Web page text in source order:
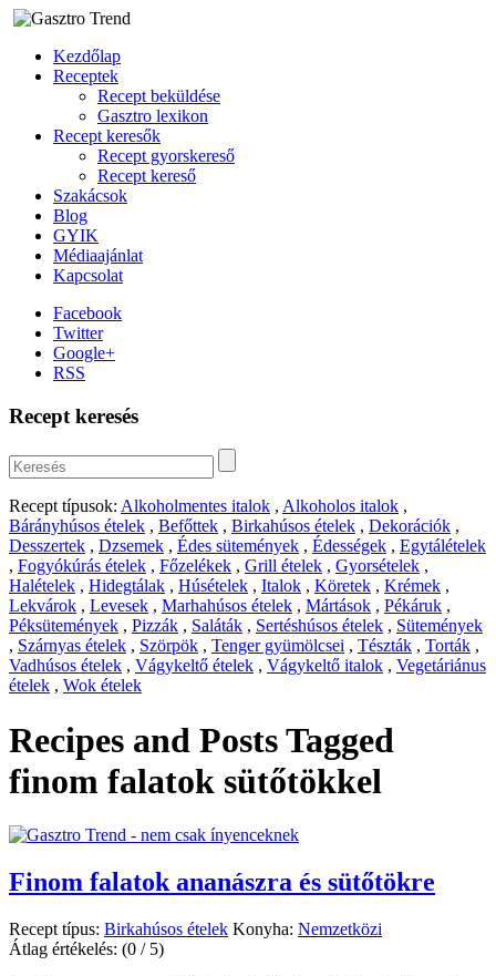
Kezdőlap
Receptek
Recept beküldése
Gasztro lexikon
Recept keresők
Recept gyorskereső
Recept kereső
Szakácsok
Blog
GYIK
Médiaajánlat
Kapcsolat
Facebook
Twitter
Google+
RSS
Recept keresés
Recept típusok: Alkoholmentes italok , Alkoholos italok ,
Bárányhúsos ételek , Befőttek , Birkahúsos ételek , Dekorációk ,
Desszertek , Dzsemek , Édes sütemények , Édességek , Egytálételek
, Fogyókúrás ételek , Főzelékek , Grill ételek , Gyorsételek ,
Halételek , Hidegtálak , Húsételek , Italok , Köretek , Krémek ,
Lekvárok , Levesek , Marhahúsos ételek , Mártások , Pékáruk ,
Péksütemények , Pizzák , Saláták , Sertéshúsos ételek , Sütemények
, Szárnyas ételek , Szörpök , Tenger gyümölcsei , Tészták , Torták ,
Vadhúsos ételek , Vágykeltő ételek , Vágykeltő italok , Vegetáriánus
ételek , Wok ételek
Recipes and Posts Tagged
finom falatok sütőtökkel
Finom falatok ananászra és sütőtökre
Recept típus: Birkahúsos ételek Konyha: Nemzetközi
Átlag értékelés: (0 / 5)